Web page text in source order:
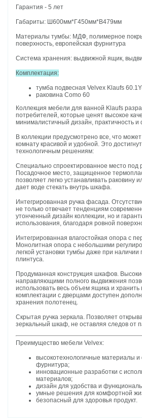
Гарантия - 5 лет
Габариты: Ш600мм*Г450мм*В479мм
Материалы тумбы: МДФ, полимерное
поверхность, европейская фурнитура
Система хранения: выдвижной ящик,
Комплектация:
тумба подвесная Velvex Klaufs
раковина Como 60
Коллекция мебели для ванной Klaufs
потребителей, которые ценят высокое
минималистичный дизайн, практичность и
В коллекции предусмотрено все, что
комнату красивой и удобной. Это
технологичным решениям:
Специально спроектированное место под
Посадочное место, защищенное
позволяет легко устанавливать раковину
дает воде стекать внутрь шкафа.
Интегрированная ручка фасада.
не только отвечает тенденциям
утонченный дизайн коллекции, но и
использования, благодаря ровной
Интегрированная влагостойкая опора с
Монолитная опора с небольшими
легкой установки тумбы даже при наличии
плинтуса.
Продуманная конструкция шкафов.
направляющими полного выдвижения
использовать весь объем ящика и
комплектации с дверцами доступен
хранения полотенец.
Скрытая ручка зеркала. Позволяет
зеркальный шкаф, не оставляя следов от
Преимущество мебели Velvex:
высокотехнологичные материалы и
фурнитура;
инновационные разработки с
материалов;
дизайн для удобства и
умные решения для комфортной
безопасный для здоровья продукт.